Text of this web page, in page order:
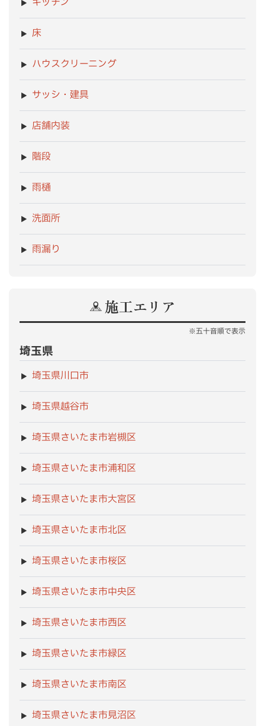
床
ハウスクリーニング
サッシ・建具
店舗内装
階段
雨樋
洗面所
雨漏り
施工エリア
※五十音順で表示
埼玉県
埼玉県川口市
埼玉県越谷市
埼玉県さいたま市岩槻区
埼玉県さいたま市浦和区
埼玉県さいたま市大宮区
埼玉県さいたま市北区
埼玉県さいたま市桜区
埼玉県さいたま市中央区
埼玉県さいたま市西区
埼玉県さいたま市緑区
埼玉県さいたま市南区
埼玉県さいたま市見沼区